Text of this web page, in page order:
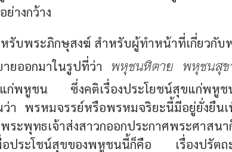
างกว้าง
หรับพระภิกษุสงฆ์ สำหรับผู้ทำหน้าที่เกี่ยวกับ
ยออกมาในรูปที่ว่า พหุชนหิตาย พหุชนสุข
ก่พหูชน ซึ่งคติเรื่องประโยชน์สุขแก่พหูช
า พรหมจรรย์หรือพรหมจริยะนี้มีอยู่ยั่งยืน
ะพุทธเจ้าส่งสาวกออกประกาศพระศาสน
อประโชน์สุขของพหูชนนี้ก็คือ เรื่องปรัตถ